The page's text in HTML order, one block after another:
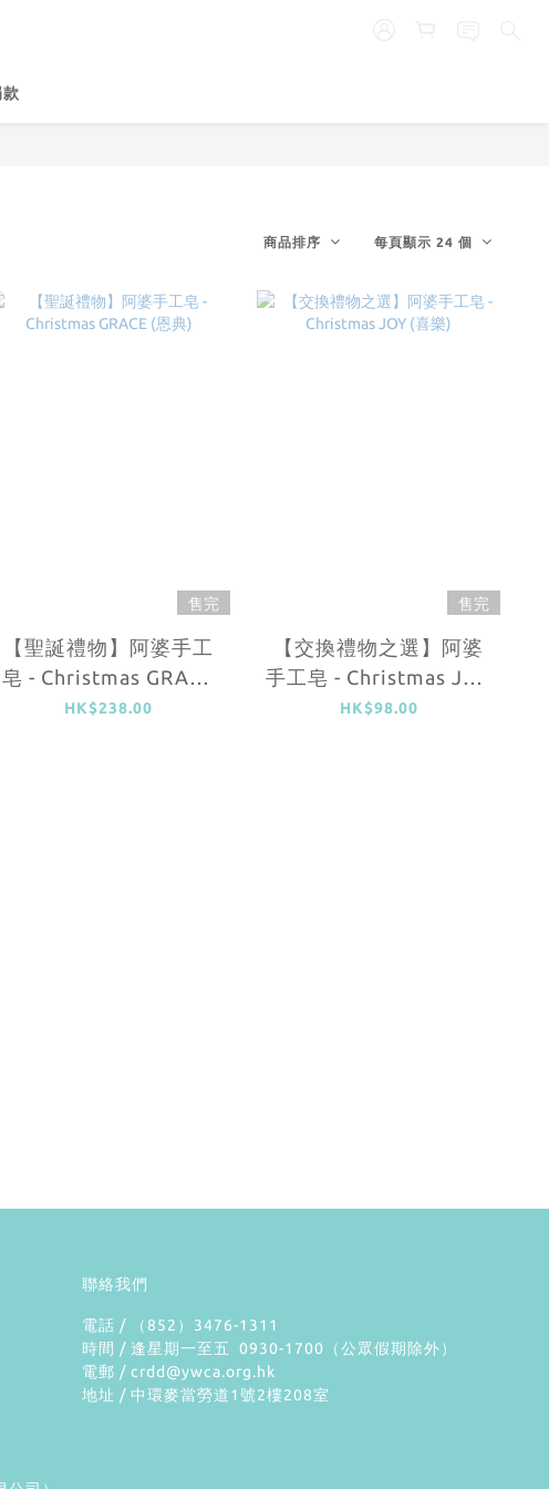
商品排序 每頁顯示 24 個
售完
【聖誕禮物】阿婆手工
皂 - Christmas GRACE
(恩典)
HK$238.00
售完
【交換禮物之選】阿婆
手工皂 - Christmas JOY
(喜樂)
HK$98.00
聯絡我們
電話 / （852）3476-1311
時間 / 逢星期一至五 0930-1700（公眾假期除外）
電郵 / crdd@ywca.org.hk
地址 / 中環麥當勞道1號2樓208室